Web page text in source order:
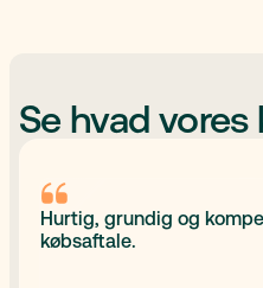
Se hvad
Hurtig, grundig og
købsaftale.